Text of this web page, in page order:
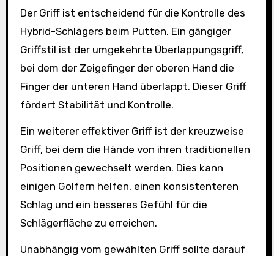
Der Griff ist entscheidend für die Kontrolle des
Hybrid-Schlägers beim Putten. Ein gängiger
Griffstil ist der umgekehrte Überlappungsgriff,
bei dem der Zeigefinger der oberen Hand die
Finger der unteren Hand überlappt. Dieser Griff
fördert Stabilität und Kontrolle.
Ein weiterer effektiver Griff ist der kreuzweise
Griff, bei dem die Hände von ihren traditionellen
Positionen gewechselt werden. Dies kann
einigen Golfern helfen, einen konsistenteren
Schlag und ein besseres Gefühl für die
Schlägerfläche zu erreichen.
Unabhängig vom gewählten Griff sollte darauf